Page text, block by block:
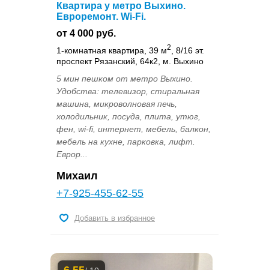
Квартира у метро Выхино.
Евроремонт. Wi-Fi.
от 4 000 руб.
1-комнатная квартира, 39 м2
, 8/16 эт.
проспект Рязанский, 64к2, м. Выхино
5 мин пешком от метро Выхино.
Удобства: телевизор, стиральная
машина, микроволновая печь,
холодильник, посуда, плита, утюг,
фен, wi-fi, интернет, мебель, балкон,
мебель на кухне, парковка, лифт.
Еврор...
Михаил
+7-925-455-62-55
Добавить в избранное